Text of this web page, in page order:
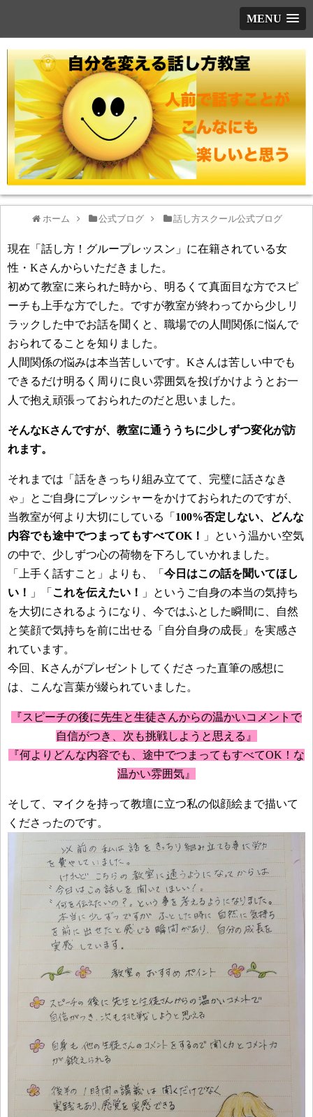
MENU
ホーム 公式ブログ 話し方スクール公式ブログ
現在「話し方！グループレッスン」に在籍されている女
性・Kさんからいただきました。
初めて教室に来られた時から、明るくて真面目な方でスピ
ーチも上手な方でした。ですが教室が終わってから少しリ
ラックした中でお話を聞くと、職場での人間関係に悩んで
おられてることを知りました。
人間関係の悩みは本当苦しいです。Kさんは苦しい中でも
できるだけ明るく周りに良い雰囲気を投げかけようとお一
人で抱え頑張っておられたのだと思いました。
そんなKさんですが、教室に通ううちに少しずつ変化が訪
れます。
それまでは「話をきっちり組み立てて、完璧に話さなき
ゃ」とご自身にプレッシャーをかけておられたのですが、
当教室が何より大切にしている「 100%否定しない、どんな
内容でも途中でつまってもすべてOK！
」という温かい空気
の中で、少しずつ心の荷物を下ろしていかれました。
「上手く話すこと」よりも、「 今日はこの話を聞いてほし
い！
」「 これを伝えたい！
」というご自身の本当の気持ち
を大切にされるようになり、今ではふとした瞬間に、自然
と笑顔で気持ちを前に出せる「自分自身の成長」を実感さ
れています。
今回、Kさんがプレゼントしてくださった直筆の感想に
は、こんな言葉が綴られていました。
『スピーチの後に先生と生徒さんからの温かいコメントで
自信がつき、次も挑戦しようと思える』
『何よりどんな内容でも、途中でつまってもすべてOK！な
温かい雰囲気』
そして、マイクを持って教壇に立つ私の似顔絵まで描いて
くださったのです。